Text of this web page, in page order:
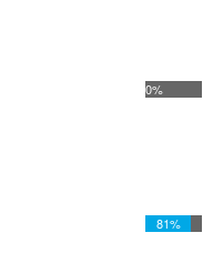
0%
81%